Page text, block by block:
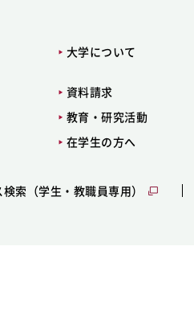
大学について
資料請求
教育・研究活動
在学生の方へ
索（学生・教職員専用）